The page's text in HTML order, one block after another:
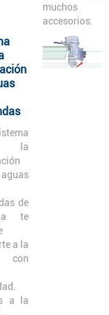
muchos
accesorios.
la
de
te
a la
con
a la